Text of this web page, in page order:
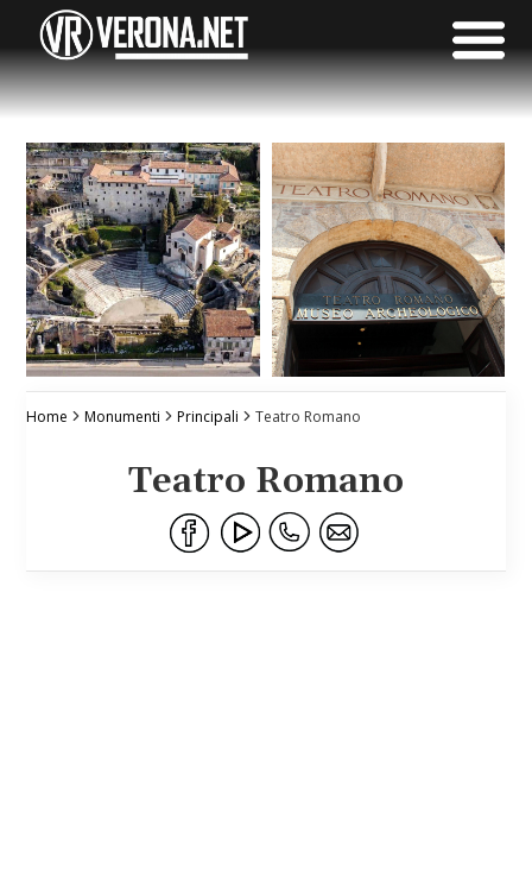
Home Monumenti Principali Teatro Romano
Teatro Romano